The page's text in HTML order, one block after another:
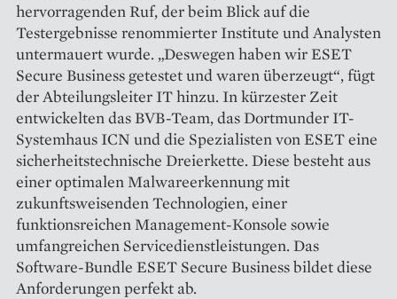
hervorragenden Ruf, der beim Blick auf die
Testergebnisse renommierter Institute und Analysten
untermauert wurde. „Deswegen haben wir ESET
Secure Business getestet und waren überzeugt“, fügt
der Abteilungsleiter IT hinzu. In kürzester Zeit
entwickelten das BVB-Team, das Dortmunder IT-
Systemhaus ICN und die Spezialisten von ESET eine
sicherheitstechnische Dreierkette. Diese besteht aus
einer optimalen Malwareerkennung mit
zukunftsweisenden Technologien, einer
funktionsreichen Management-Konsole sowie
umfangreichen Servicedienstleistungen. Das
Software-Bundle ESET Secure Business bildet diese
Anforderungen perfekt ab.